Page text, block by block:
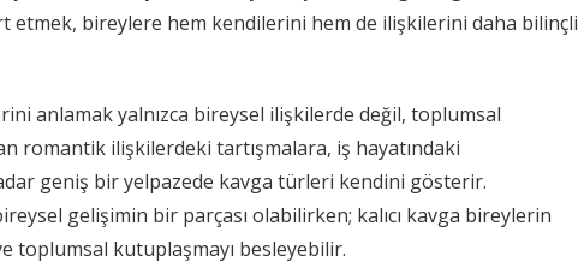
etmek, bireylere hem kendilerini hem de ilişkilerini daha bilinçli
anlamak yalnızca bireysel ilişkilerde değil, toplumsal
romantik ilişkilerdeki tartışmalara, iş hayatındaki
geniş bir yelpazede kavga türleri kendini gösterir.
gelişimin bir parçası olabilirken; kalıcı kavga bireylerin
toplumsal kutuplaşmayı besleyebilir.